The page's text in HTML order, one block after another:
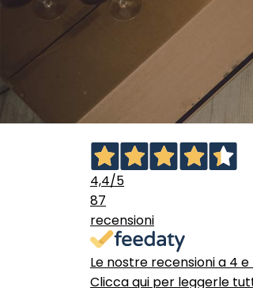
4,4/5
87
recensioni
Le nostre recensioni a 4 e
Clicca qui per leggerle